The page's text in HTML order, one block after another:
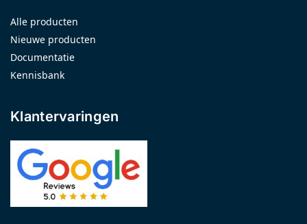
Alle producten
Nieuwe producten
Documentatie
Kennisbank
Klantervaringen